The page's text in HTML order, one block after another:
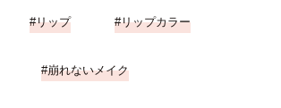
リップ リップカラー
崩れないメイク